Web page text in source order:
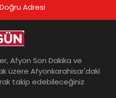
Adresi
Afyon Son Dakika ve
üzere Afyonkarahisar'daki
takip edebileceğiniz